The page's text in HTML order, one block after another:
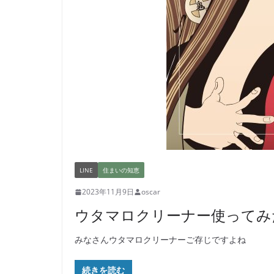
LINE 住まいの知恵
2023年11月9日 oscar
ウタマロクリーナー使って
みなさんウタマロクリーナーご存じですよね
続きを読む